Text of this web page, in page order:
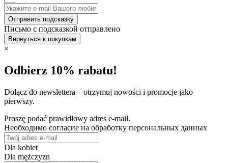
Отправить подсказку
Письмо с подсказкой отправлено
Вернуться к покупкам
×
Odbierz 10% rabatu!
Dołącz do newslettera – otrzymuj nowości i promocje jako
pierwszy.
Proszę podać prawidłowy adres e-mail.
Необходимо согласие на обработку персональных данных
Dla kobiet
Dla mężczyzn